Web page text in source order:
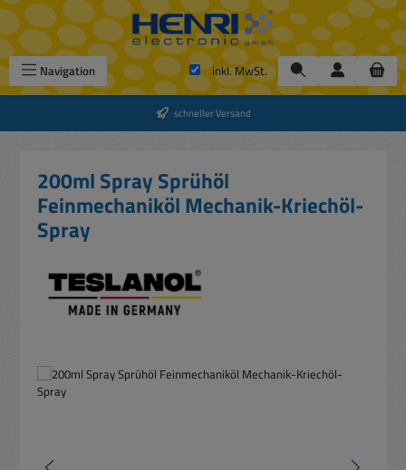
Zum Hauptinhalt springen
Navigation inkl. MwSt.
schneller Versand
200ml Spray Sprühöl
Feinmechaniköl Mechanik-Kriechöl-
Spray
Bildergalerie überspringen